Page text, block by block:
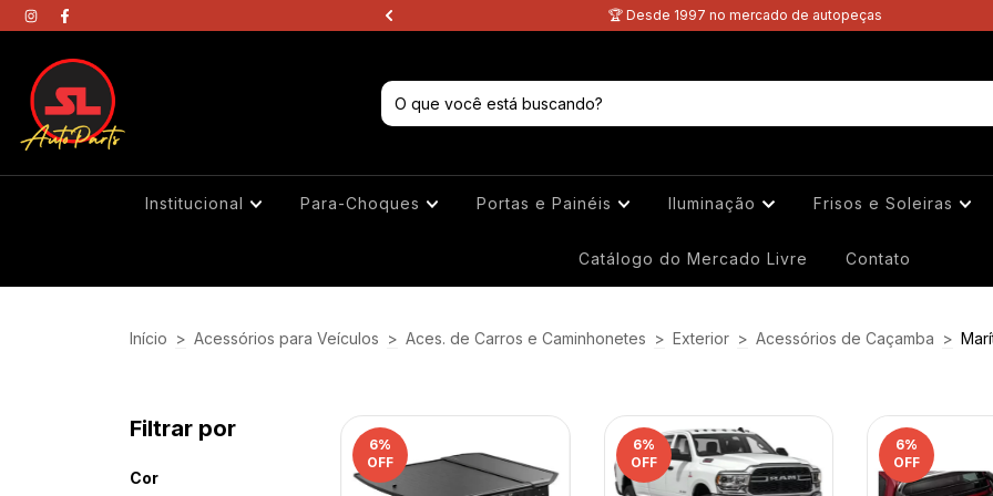
no WhatsApp 🏆 Desde 1997 no mercado de autopeças
Institucional Para-Choques Portas e Painéis Iluminação Frisos e Soleiras
Catálogo do Mercado Livre Contato
Início > Acessórios para Veículos > Aces. de Carros e Caminhonetes > Exterior > Acessórios de Caçamba >
Filtrar por
Cor
6%
OFF
6%
OFF
6%
OFF